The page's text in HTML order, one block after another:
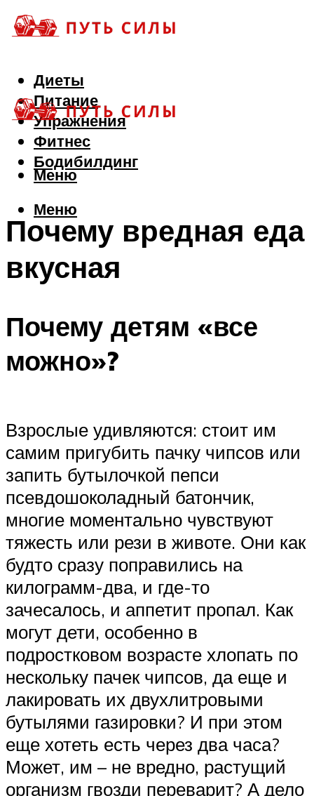
Диеты
Питание
Упражнения
Фитнес
Бодибилдинг
Меню
Меню
Почему вредная еда
вкусная
Почему детям «все
можно»?
Взрослые удивляются: стоит им
самим пригубить пачку чипсов или
запить бутылочкой пепси
псевдошоколадный батончик,
многие моментально чувствуют
тяжесть или рези в животе. Они как
будто сразу поправились на
килограмм-два, и где-то
зачесалось, и аппетит пропал. Как
могут дети, особенно в
подростковом возрасте хлопать по
нескольку пачек чипсов, да еще и
лакировать их двухлитровыми
бутылями газировки? И при этом
еще хотеть есть через два часа?
Может, им – не вредно, растущий
организм гвозди переварит? А дело